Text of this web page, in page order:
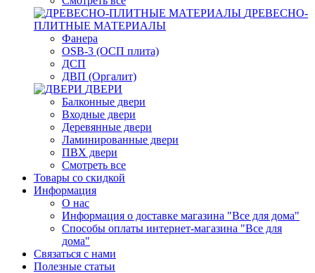
ДРЕВЕСНО-
ПЛИТНЫЕ МАТЕРИАЛЫ
Фанера
OSB-3 (ОСП плита)
ДСП
ДВП (Оргалит)
ДВЕРИ
Балконные двери
Входные двери
Деревянные двери
Ламинированные двери
ПВХ двери
Смотреть все
Товары со скидкой
Информация
О нас
Информация о доставке магазина "Все для дома"
Способы оплаты интернет-магазина "Все для
дома"
Связаться с нами
Полезные статьи